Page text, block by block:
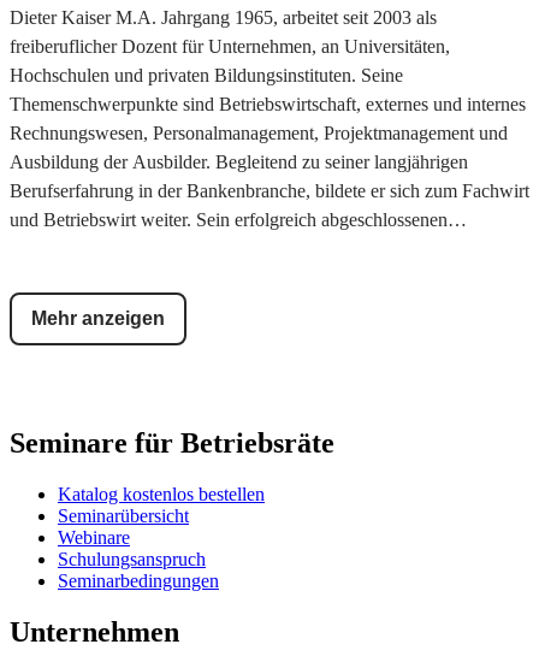
Dieter Kaiser M.A. Jahrgang 1965, arbeitet seit 2003 als
freiberuflicher Dozent für Unternehmen, an Universitäten,
Hochschulen und privaten Bildungsinstituten. Seine
Themenschwerpunkte sind Betriebswirtschaft, externes und internes
Rechnungswesen, Personalmanagement, Projektmanagement und
Ausbildung der Ausbilder. Begleitend zu seiner langjährigen
Berufserfahrung in der Bankenbranche, bildete er sich zum Fachwirt
und Betriebswirt weiter. Sein erfolgreich abgeschlossenen
als Aufgabenersteller von bundeseinheitlichen Prüfungen für die
DIHK in Bonn, als ehrenamtlicher Prüfer bei der Industrie- und
Mehr anzeigen
Seminare für Betriebsräte
Katalog kostenlos bestellen
Seminarübersicht
Webinare
Schulungsanspruch
Seminarbedingungen
Unternehmen